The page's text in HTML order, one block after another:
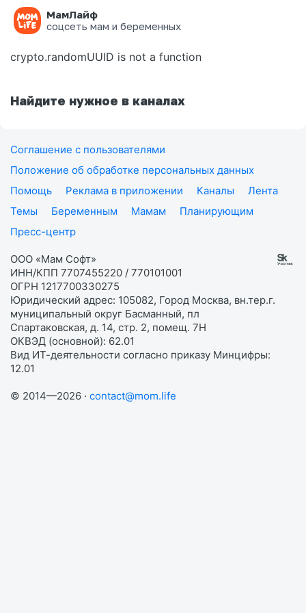
МамЛайф
соцсеть мам и беременных
Ошибка на странице
crypto.randomUUID is not a function
Найдите нужное в каналах
Соглашение с пользователями
Положение об обработке персональных данных
Помощь
Реклама в приложении Каналы
Лента
Темы
Беременным Мамам
Планирующим
Пресс-центр
ООО «Мам Софт»
ИНН/КПП 7707455220 / 770101001
ОГРН 1217700330275
Юридический адрес: 105082, Город Москва, вн.тер.г.
муниципальный округ Басманный, пл
Спартаковская, д. 14, стр. 2, помещ. 7Н
ОКВЭД (основной): 62.01
Вид ИТ-деятельности согласно приказу Минцифры:
12.01
© 2014—2026 · contact@mom.life